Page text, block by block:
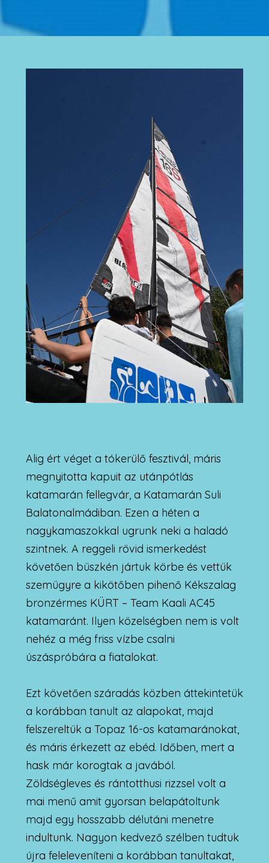
Alig ért véget a tókerülő fesztivál, máris
megnyitotta kapuit az utánpótlás
katamarán fellegvár, a Katamarán Suli
Balatonalmádiban. Ezen a héten a
nagykamaszokkal ugrunk neki a haladó
szintnek. A reggeli rövid ismerkedést
követően büszkén jártuk körbe és vettük
szemügyre a kikötőben pihenő Kékszalag
bronzérmes KÜRT – Team Kaali AC45
katamaránt. Ilyen közelségben nem is volt
nehéz a még friss vízbe csalni
úszáspróbára a fiatalokat.
Ezt követően száradás közben áttekintetük
a korábban tanult az alapokat, majd
felszereltük a Topaz 16-os katamaránokat,
és máris érkezett az ebéd. Időben, mert a
hask már korogtak a javából.
Zöldségleves és rántotthusi rizzsel volt a
mai menű amit gyorsan belapátoltunk
majd egy hosszabb délutáni menetre
indultunk. Nagyon kedvező szélben tudtuk
újra feleleveníteni a korábban tanultakat,